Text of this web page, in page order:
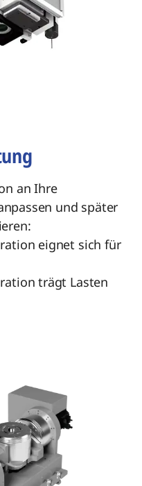
an Ihre
und später
eignet sich für
trägt Lasten